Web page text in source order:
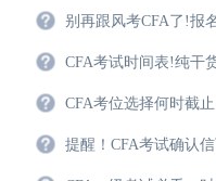
别再跟风考CFA了!报
CFA考试时间表!纯干
CFA考位选择何时截止
提醒！CFA考试确认